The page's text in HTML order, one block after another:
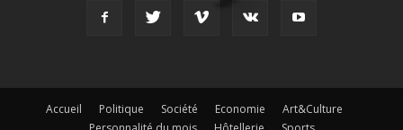
Accueil Politique Société Economie
Art&Culture